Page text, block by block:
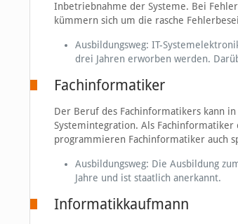
Inbetriebnahme der Systeme. Bei
kümmern sich um die rasche
Ausbildungsweg: IT-
drei Jahren erworben werden.
Fachinformatiker
Der Beruf des Fachinformatikers kann
Systemintegration. Als
programmieren Fachinformatiker auch
Ausbildungsweg: Die Ausbildung
Jahre und ist staatlich anerkannt.
Informatikkaufmann